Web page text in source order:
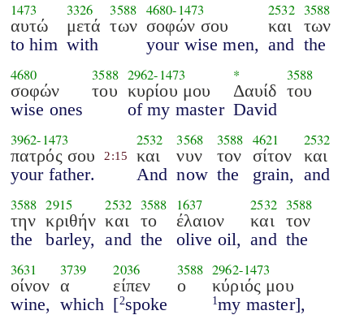
1473
αυτώ
to him
3326
μετά
with
3588
των
4680-1473
σοφών σου
your wise men,
2532
και
and
3588
των
the
4680
σοφών
wise ones
3588
του
2962-1473
κυρίου μου
of my master
*
Δαυίδ
David
3588
του
3962-1473
πατρός σου
your father.
2:15
2532
και
And
3568
νυν
now
3588
τον
the
4621
σίτον
grain,
2532
και
and
3588
την
the
2915
κριθήν
barley,
2532
και
and
3588
το
the
1637
έλαιον
olive oil,
2532
και
and
3588
τον
the
3631
οίνον
wine,
3739
α
which
2036
είπεν
[2spoke
3588
ο
2962-1473
κύριός μου
1my master],